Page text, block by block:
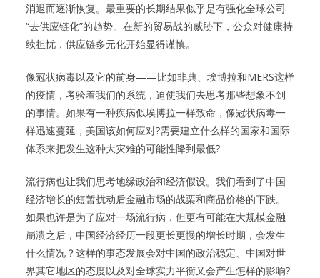
消退而逐渐恢复。最重要的长期结果似乎是有强化全球公司
“去供应链化”的趋势。在新的贸易战的威胁下，公众对健康持
续担忧，供应链多元化开始显得谨慎。
像冠状病毒以及它的前身——比如非典、埃博拉和MERS这样
的疫情，考验着我们的系统，迫使我们去思考那些想象不到
的事情。如果有一种疾病似埃博拉一样致命，像冠状病毒一
样迅速蔓延，美国该如何应对?需要建立什么样的国家和国际
体系来把发生这种大灾难的可能性降到最低?
流行病也让我们思考地缘政治和经济假设。我们看到了中国
经济增长的短暂扰动后金融市场的战栗和商品价格的下跌。
如果也许是为了应对一场流行病，但更有可能在大规模金融
崩溃之后，中国经济经历一段更长更慢的增长时期，会发生
什么情况？这样的事态发展会对中国的政治稳定、中国对世
界其它地区的态度以及对全球实力平衡又会产生怎样的影响?